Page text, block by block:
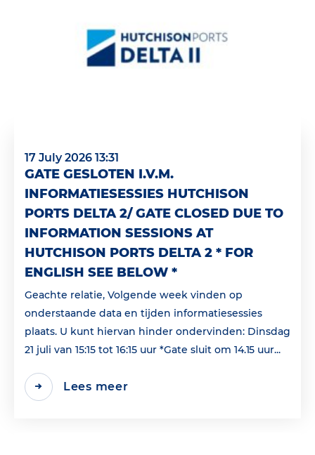
17 July 2026 13:31
GATE GESLOTEN I.V.M.
INFORMATIESESSIES HUTCHISON
PORTS DELTA 2/ GATE CLOSED DUE TO
INFORMATION SESSIONS AT
HUTCHISON PORTS DELTA 2 * FOR
ENGLISH SEE BELOW *
Geachte relatie, Volgende week vinden op
onderstaande data en tijden informatiesessies
plaats. U kunt hiervan hinder ondervinden: Dinsdag
21 juli van 15:15 tot 16:15 uur *Gate sluit om 14.15 uur...
Lees meer